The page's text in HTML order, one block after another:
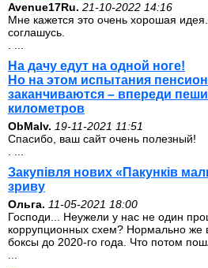
Avenue17Ru. 21-10-2022 14:16
Мне кажется это очень хорошая
соглашусь.
На дачу едут на одной ноге!
Но на этом испытания
заканчиваются – впереди
километров
ОbMalv. 19-11-2021 11:51
Спасибо, ваш сайт очень полезный!
Закупівля нових «Пакунків
зриву
Ольга. 11-05-2021 18:00
Господи... Неужели у нас не один
коррупционных схем? Нормально же
боксы до 2020-го года. Что потом